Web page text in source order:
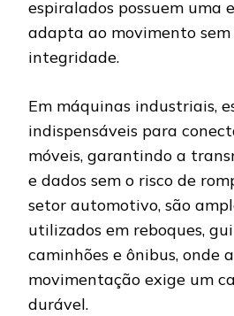
espiralados possuem uma
adapta ao movimento
integridade.
Em máquinas industriais,
indispensáveis para
móveis, garantindo a
e dados sem o risco de
setor automotivo, são
utilizados em reboques,
caminhões e ônibus, onde
movimentação exige um
durável.